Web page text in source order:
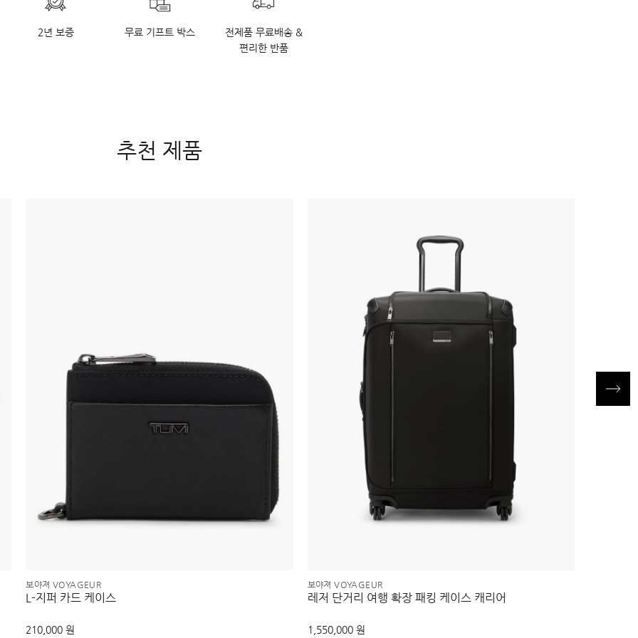
2년 보증 무료 기프트 박스
전제품 무료배송 &
편리한 반품
추천 제품
보야져 VOYAGEUR
L-지퍼 카드 케이스
210,000 원
보야져 VOYAGEUR
레저 단거리 여행 확장 패킹 케이스 캐리어
1,550,000 원